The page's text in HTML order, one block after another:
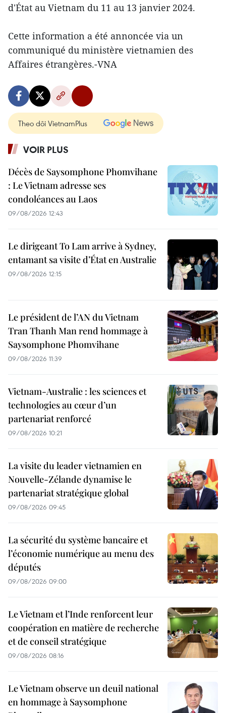
d'État au Vietnam du 11 au 13 janvier 2024.
Cette information a été annoncée via un
communiqué du ministère vietnamien des
Affaires étrangères.-VNA
Theo dõi VietnamPlus
VOIR PLUS
Décès de Saysomphone Phomvihane
: Le Vietnam adresse ses
condoléances au Laos
09/08/2026 12:43
Le dirigeant To Lam arrive à Sydney,
entamant sa visite d’État en Australie
09/08/2026 12:15
Le président de l’AN du Vietnam
Tran Thanh Man rend hommage à
Saysomphone Phomvihane
09/08/2026 11:39
Vietnam-Australie : les sciences et
technologies au cœur d’un
partenariat renforcé
09/08/2026 10:21
La visite du leader vietnamien en
Nouvelle-Zélande dynamise le
partenariat stratégique global
09/08/2026 09:45
La sécurité du système bancaire et
l’économie numérique au menu des
députés
09/08/2026 09:00
Le Vietnam et l’Inde renforcent leur
coopération en matière de recherche
et de conseil stratégique
09/08/2026 08:16
Le Vietnam observe un deuil national
en hommage à Saysomphone